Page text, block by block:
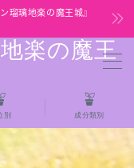
瑠璃地楽の魔王城』
楽の魔王
別 成分類別